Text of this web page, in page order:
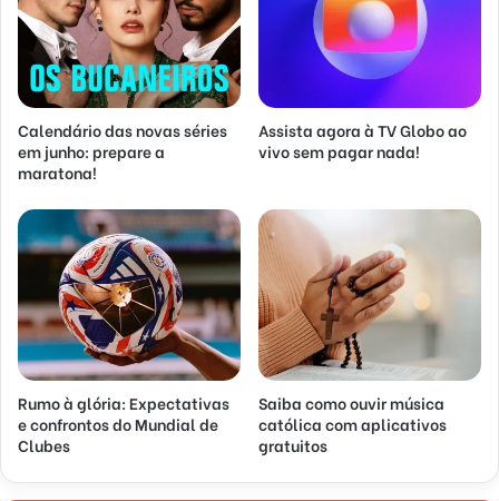
Calendário das novas séries
em junho: prepare a
maratona!
Assista agora à TV Globo ao
vivo sem pagar nada!
Rumo à glória: Expectativas
e confrontos do Mundial de
Clubes
Saiba como ouvir música
católica com aplicativos
gratuitos